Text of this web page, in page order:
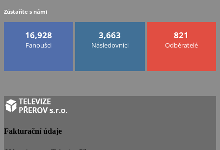
Zůstaňte s námi
16,928
Fanoušci
3,663
Následovníci
821
Odběratelé
Fakturační údaje